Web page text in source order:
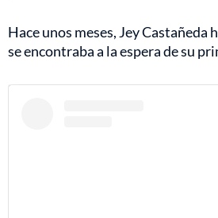
Hace unos meses, Jey Castañeda
se encontraba a la espera de su